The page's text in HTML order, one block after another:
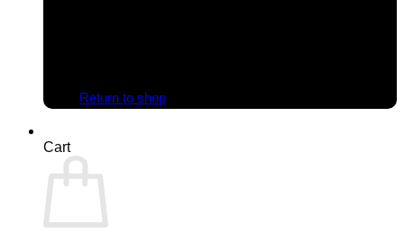
Return to shop
Cart